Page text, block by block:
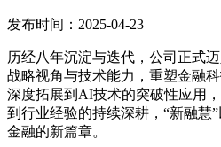
发布时间：2025-04-23
历经八年沉淀与迭代，公司正式
战略视角与技术能力，重塑金融
深度拓展到AI技术的突破性应用
到行业经验的持续深耕，“新融慧
金融的新篇章。